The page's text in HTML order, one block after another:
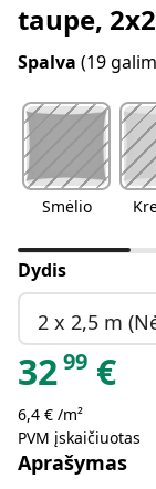
taupe,
Spalva (19
Smėlio
Dydis
2 x 2,5 m
3299 €
6,4 € /m²
PVM įskaičiuotas
Aprašymas